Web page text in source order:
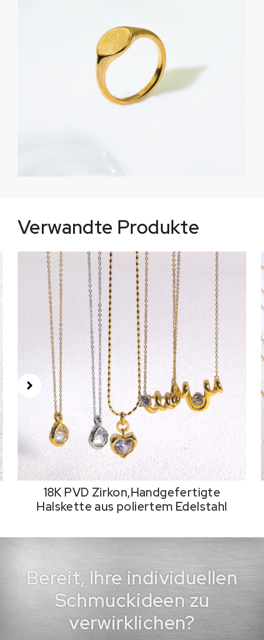
Verwandte Produkte
18K PVD Zirkon,Handgefertigte
Halskette aus poliertem Edelstahl
Bereit, Ihre individuellen
Schmuckideen zu
verwirklichen?